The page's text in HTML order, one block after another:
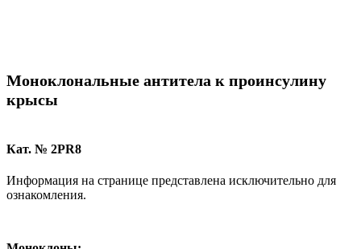
Моноклональные антитела к проинсулину
крысы
Кат. № 2PR8
Информация на странице представлена исключительно для
ознакомления.